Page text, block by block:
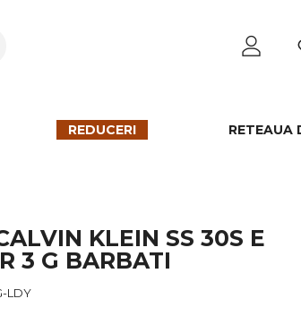
REDUCERI RETEAUA
KLEIN SS 30S E
3 G BARBATI
LDY